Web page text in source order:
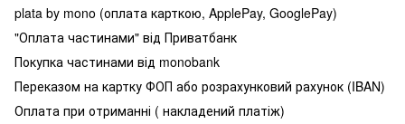
plata by mono (оплата карткою, ApplePay, GooglePay)
"Оплата частинами" від Приватбанк
Покупка частинами від monobank
Переказом на картку ФОП або розрахунковий рахунок (IBAN)
Оплата при отриманні ( накладений платіж)